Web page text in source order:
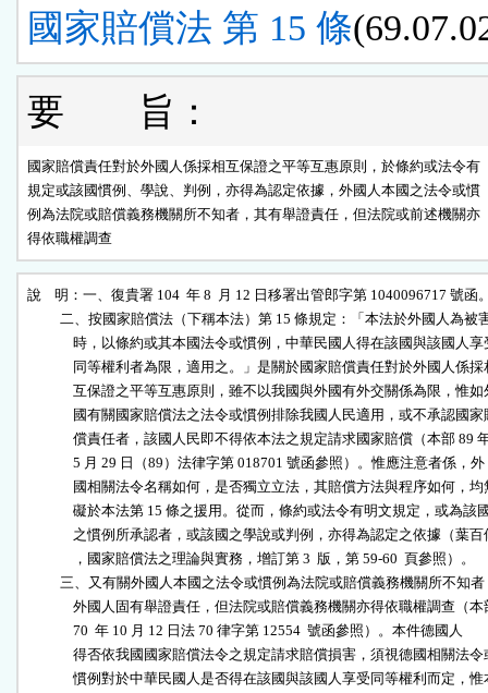
國家賠償法 第 15 條
要 旨：
國家賠償責任對於外國人係採相互保證之平等互惠原則，於條約或法令有
規定或該國慣例、學說、判例，亦得為認定依據，外國人本國之法令或慣
例為法院或賠償義務機關所不知者，其有舉證責任，但法院或前述機關亦
得依職權調查
說    明：一、復貴署 104  年 8  月 12 日移署出管郎字第 1040096717 號函
二、按國家賠償法（下稱本法）第 15 條規定：「本法於外國人為被
時，以條約或其本國法令或慣例，中華民國人得在該國與該國人享
同等權利者為限，適用之。」是關於國家賠償責任對於外國人係採
互保證之平等互惠原則，雖不以我國與外國有外交關係為限，惟如
國有關國家賠償法之法令或慣例排除我國人民適用，或不承認國家
償責任者，該國人民即不得依本法之規定請求國家賠償（本部 89
              5 月 29 日（89）法律字第 018701 號函參照）。惟應注意者係，外
國相關法令名稱如何，是否獨立立法，其賠償方法與程序如何，均
礙於本法第 15 條之援用。從而，條約或法令有明文規定，或為該
之慣例所承認者，或該國之學說或判例，亦得為認定之依據（葉百
              ，國家賠償法之理論與實務，增訂第 3  版，第 59-60  頁參照）。
三、又有關外國人本國之法令或慣例為法院或賠償義務機關所不知
外國人固有舉證責任，但法院或賠償義務機關亦得依職權調查（本
              70  年 10 月 12 日法 70 律字第 12554  號函參照）。本件德國人
得否依我國國家賠償法令之規定請求賠償損害，須視德國相關法令
慣例對於中華民國人是否得在該國與該國人享受同等權利而定，惟